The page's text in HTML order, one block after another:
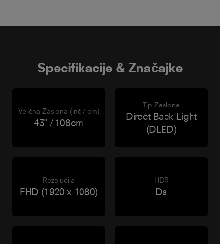
Specifikacije & Značajke
Velična Zaslona (inč / cm)
43" / 108cm
Tip Zaslona
Direct Back Light
(DLED)
Rezolucija
FHD (1920 x 1080)
HDR
Da